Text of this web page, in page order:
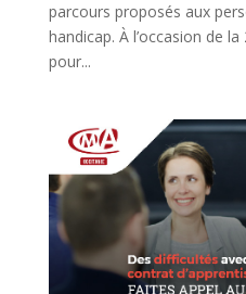
parcours proposés aux
handicap. À l’occasion de
pour...